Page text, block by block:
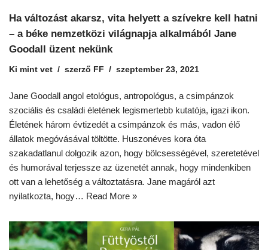
Ha változást akarsz, vita helyett a szívekre kell hatni
– a béke nemzetközi világnapja alkalmából Jane
Goodall üzent nekünk
Ki mint vet szerző FF szeptember 23, 2021
Jane Goodall angol etológus, antropológus, a csimpánzok
szociális és családi életének legismertebb kutatója, igazi ikon.
Életének három évtizedét a csimpánzok és más, vadon élő
állatok megóvásával töltötte. Huszonéves kora óta
szakadatlanul dolgozik azon, hogy bölcsességével, szeretetével
és humorával terjessze az üzenetét annak, hogy mindenkiben
ott van a lehetőség a változtatásra. Jane magáról azt
nyilatkozta, hogy… Read More »